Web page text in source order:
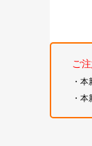
ご
・
・